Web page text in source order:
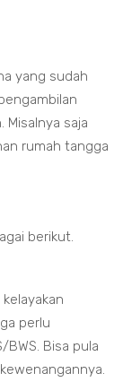
yang sudah
Misalnya saja
rumah tangga
berikut.
perlu
Bisa pula